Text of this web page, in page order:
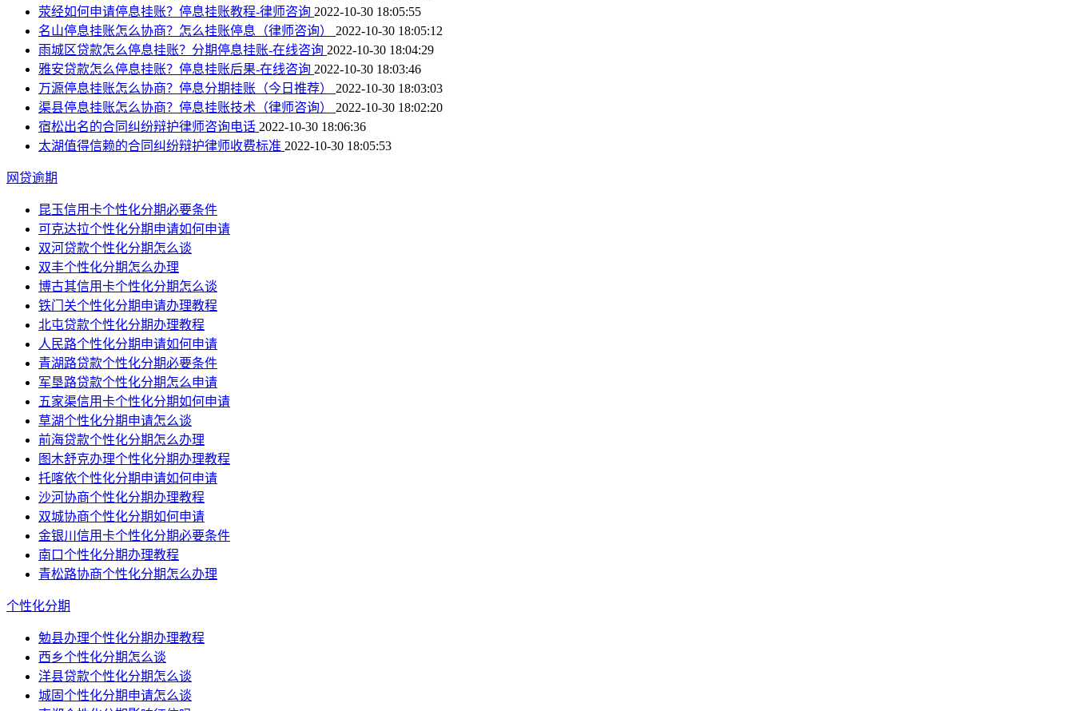
荥经如何申请停息挂账？停息挂账教程-律师咨询 2022-10-30 18:05:55
名山停息挂账怎么协商？怎么挂账停息（律师咨询） 2022-10-30 18:05:12
雨城区贷款怎么停息挂账？分期停息挂账-在线咨询 2022-10-30 18:04:29
雅安贷款怎么停息挂账？停息挂账后果-在线咨询 2022-10-30 18:03:46
万源停息挂账怎么协商？停息分期挂账（今日推荐） 2022-10-30 18:03:03
渠县停息挂账怎么协商？停息挂账技术（律师咨询） 2022-10-30 18:02:20
宿松出名的合同纠纷辩护律师咨询电话 2022-10-30 18:06:36
太湖值得信赖的合同纠纷辩护律师收费标准 2022-10-30 18:05:53
网贷逾期
昆玉信用卡个性化分期必要条件
可克达拉个性化分期申请如何申请
双河贷款个性化分期怎么谈
双丰个性化分期怎么办理
博古其信用卡个性化分期怎么谈
铁门关个性化分期申请办理教程
北屯贷款个性化分期办理教程
人民路个性化分期申请如何申请
青湖路贷款个性化分期必要条件
军垦路贷款个性化分期怎么申请
五家渠信用卡个性化分期如何申请
草湖个性化分期申请怎么谈
前海贷款个性化分期怎么办理
图木舒克办理个性化分期办理教程
托喀依个性化分期申请如何申请
沙河协商个性化分期办理教程
双城协商个性化分期如何申请
金银川信用卡个性化分期必要条件
南口个性化分期办理教程
青松路协商个性化分期怎么办理
个性化分期
勉县办理个性化分期办理教程
西乡个性化分期怎么谈
洋县贷款个性化分期怎么谈
城固个性化分期申请怎么谈